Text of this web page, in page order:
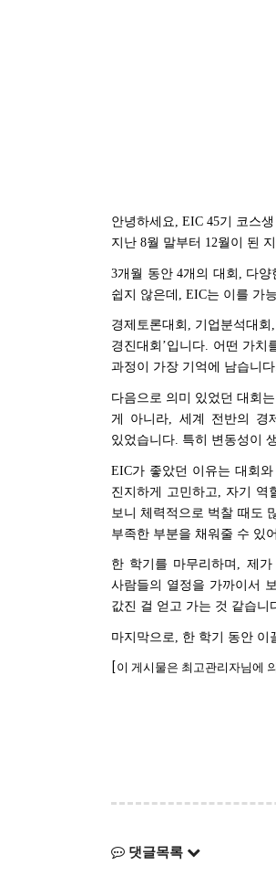
안녕하세요, EIC 45기 코스
지난 8월 말부터 12월이 된
3개월 동안4개의 대회 다양
쉽지 않은데
, EIC는 이를 가
경제토론대회 , 기업분석대회 ,
경진대회 ’입니다. 어떤 가치
과정이 가장 기억에 남습니다
다음으로 의미 있었던 대회
게 아니라
세계 전반의 경
있었습니다 특히 변동성이
EIC가 좋았던 이유는 대회
진지하게 고민하고
자기 역
보니 체력적으로 벅찰 때도
부족한 부분을 채워줄 수 있
한 학기를 마무리하며 , 제가
사람들의 열정을 가까이서
값진 걸 얻고 가는 것 같습니
마지막으로 한 학기 동안 이
[이 게시물은 최고관리자님에
댓글목록